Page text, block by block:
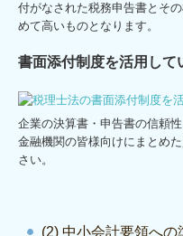
付がなされた税務申告書とそ
めて高いものとなります。
書面添付制度を活用して
企業の決算書・申告書の信頼
金融機関の皆様向けにまとめ
さい。
(2) 中小会計要領への